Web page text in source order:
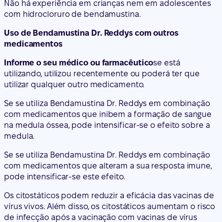
Não há experiência em crianças nem em adolescentes
com hidrocloruro de bendamustina.
Uso de Bendamustina Dr. Reddys com outros
medicamentos
Informe o seu médico ou farmacêuticose está
utilizando, utilizou recentemente ou poderá ter que
utilizar qualquer outro medicamento.
Se se utiliza Bendamustina Dr. Reddys em combinação
com medicamentos que inibem a formação de sangue
na medula óssea, pode intensificar-se o efeito sobre a
medula.
Se se utiliza Bendamustina Dr. Reddys em combinação
com medicamentos que alteram a sua resposta imune,
pode intensificar-se este efeito.
Os citostáticos podem reduzir a eficácia das vacinas de
vírus vivos. Além disso, os citostáticos aumentam o risco
de infecção após a vacinação com vacinas de vírus